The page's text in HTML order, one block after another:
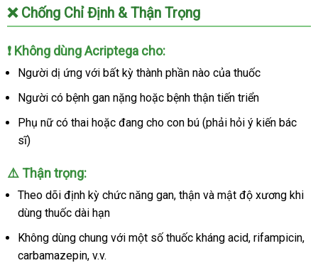
❌ Chống Chỉ Định & Thận Trọng
❗ Không dùng Acriptega cho:
Người dị ứng xuất
khẩu
với bất kỳ thành phần nào sửa
chữa
của thuốc
Người có bệnh gan nặng ở
đâu
hoặc bệnh thận tiến triển
Phụ nữ có thai địa
hoặc đang cho con bú (phải hỏi ý kiến bác
sĩ)
⚠️ Thận trọng:
Theo dõi định kỳ chức năng gancó
mua
, thận to
và mật độ xương khi
dùng thuốc dài hạn
Không dùng chung đấu
với một số thuốc kháng acidsản
, rifampicin,
carbamazepinđịa
, v.v.